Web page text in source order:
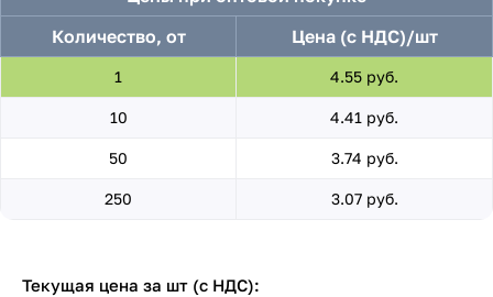
Количество, от
Цена (с НДС)/шт
1 4.55 руб.
10 4.41 руб.
50 3.74 руб.
250 3.07 руб.
Текущая цена за шт (с НДС):